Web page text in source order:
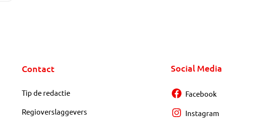
Contact
Tip de redactie
Regioverslaggevers
Social Media
Facebook
Instagram